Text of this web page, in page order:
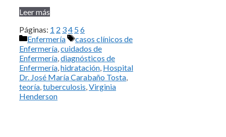
Leer más
Páginas: 1 2 34 56
Categorías
Enfermería Etiquetas
casos clínicos de
Enfermería,cuidados de
Enfermería,diagnósticos de
Enfermería,hidratación, Hospital
Dr. José María Carabaño Tosta,
teoría,tuberculosis,Virginia
Henderson